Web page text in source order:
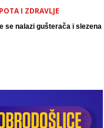
I ZDRAVLJE
se nalazi gušterača i slezena